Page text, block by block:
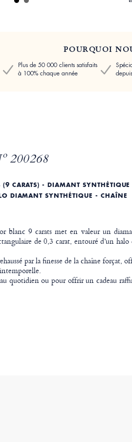
POURQUOI
Plus de 50 000 clients satisfaits
à 100% chaque année
200268
CARATS) - DIAMANT SYNTHÉTIQUE
DIAMANT SYNTHÉTIQUE - CHAÎNE
blanc 9 carats met en valeur un
de 0,3 carat, entouré d’un halo
par la finesse de la chaîne forçat,
quotidien ou pour offrir un cadeau